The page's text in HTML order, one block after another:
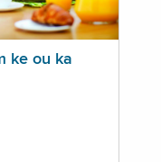
ke ou ka